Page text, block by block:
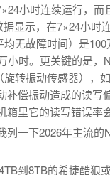
小时连续运行，而
显示，在7×24小时
无故障时间）是
小时。更关键的是，
旋转振动传感器），
补偿振动造成的读写
里它的读写错误率
列一下2026年主流的
到8TB的希捷酷狼